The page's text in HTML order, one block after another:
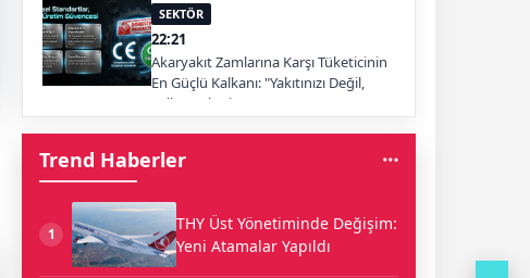
SEKTÖR
22:21
Akaryakıt Zamlarına Karşı Tüketicinin
En Güçlü Kalkanı: "Yakıtınızı Değil,
Yolları Tüketin"
Trend Haberler
1
THY Üst Yönetiminde Değişim:
Yeni Atamalar Yapıldı